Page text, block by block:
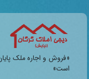
«فروش و اجاره ملک
است»